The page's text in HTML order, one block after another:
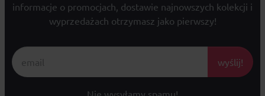
informacje o promocjach, dostawie najnowszych kolekcji i
wyprzedażach otrzymasz jako pierwszy!
wyślij!